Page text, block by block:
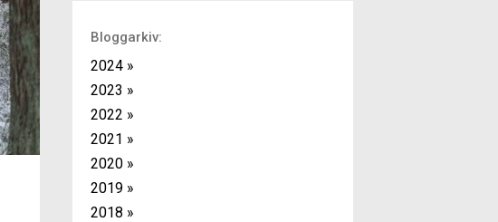
Bloggarkiv:
2024 »
2023 »
2022 »
2021 »
2020 »
2019 »
2018 »